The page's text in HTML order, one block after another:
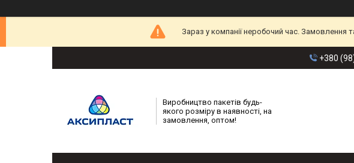
Зараз у компанії неробочий час. Замовлення
+380
Виробництво пакетів будь-
якого розміру в наявності, на
замовлення, оптом!